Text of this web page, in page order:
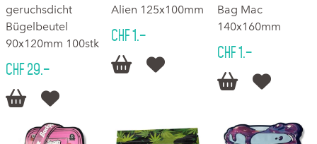
geruchsdicht
Bügelbeutel
90x120mm 100stk
CHF 29.–
 
Alien 125x100mm
CHF 1.–
 
Bag Mac
140x160mm
CHF 1.–
 